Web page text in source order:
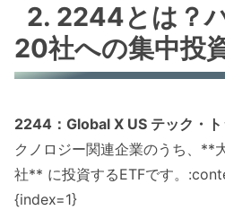
2. 2244とは？
20社への集中投
2244：Global X US テック・
クノロジー関連企業のうち、**
社** に投資するETFです。
{index=1}